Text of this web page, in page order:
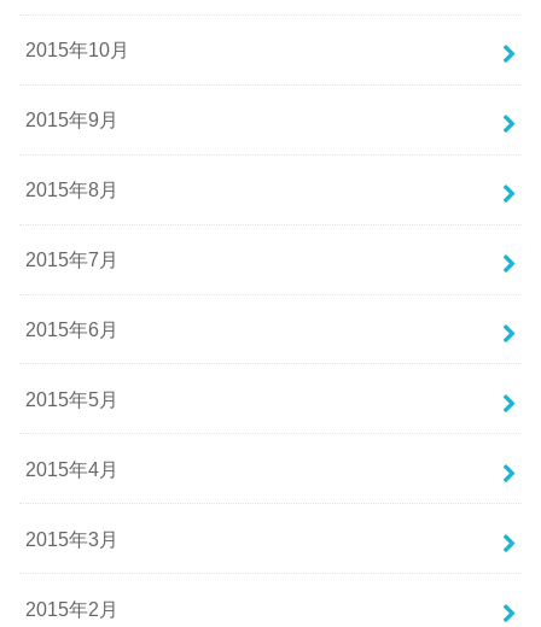
2015年10月
2015年9月
2015年8月
2015年7月
2015年6月
2015年5月
2015年4月
2015年3月
2015年2月